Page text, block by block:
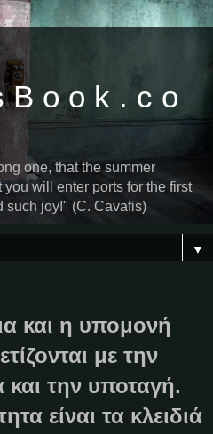
B o o k . c o
one, that the summer
will enter ports for the first
such joy!" (C. Cavafis)
▼
και η υπομονή
με την
την υποταγή.
είναι τα κλειδιά